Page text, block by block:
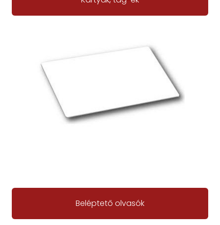
Beléptető olvasók